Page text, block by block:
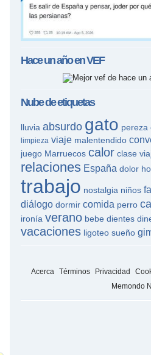
Hace un año enVEF
Nube de etiquetas
lluvia absurdo gato pereza
limpieza viaje malentendido
juego Marruecos calor clase
relaciones España dolor
trabajo nostalgia niños
diálogo dormir comida perro
ironía verano bebe dientes
vacaciones ligoteo sueño
Acerca Términos Privacidad
Memondo